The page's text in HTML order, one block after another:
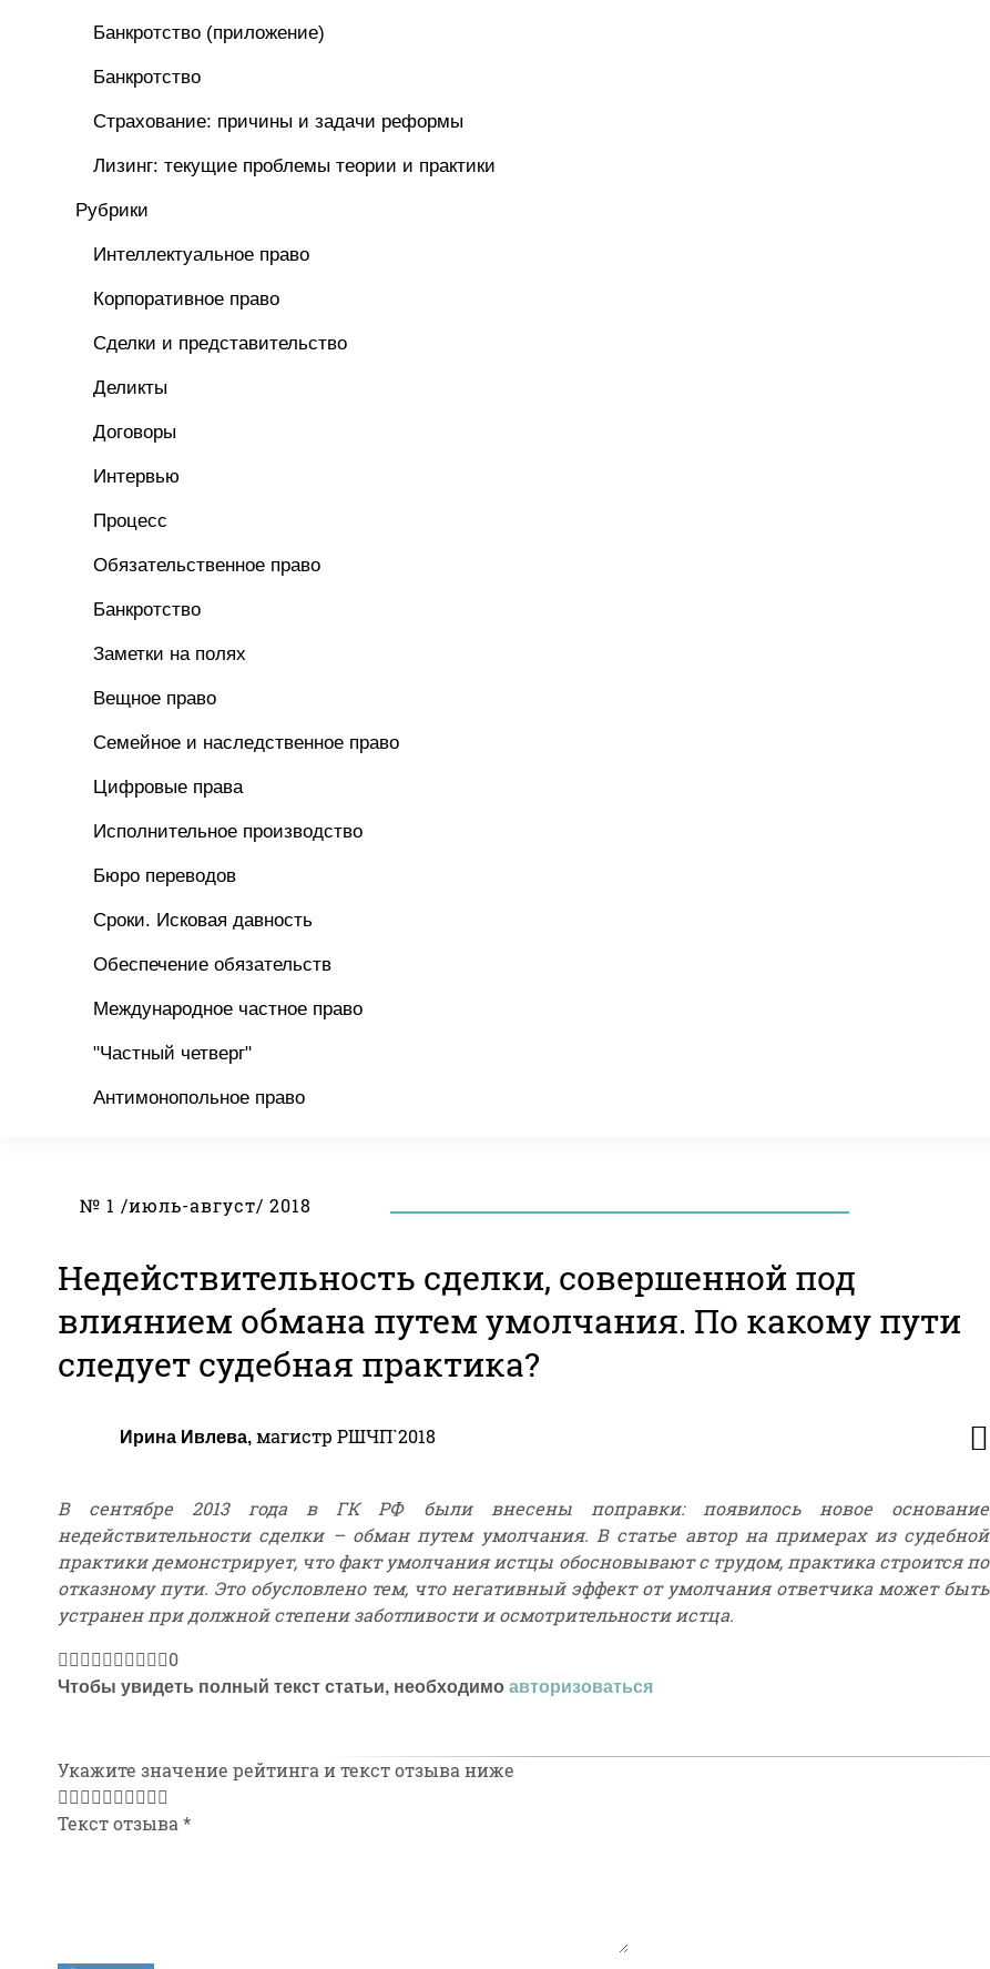
Банкротство (приложение)
Банкротство
Страхование: причины и задачи реформы
Лизинг: текущие проблемы теории и практики
Рубрики
Интеллектуальное право
Корпоративное право
Сделки и представительство
Деликты
Договоры
Интервью
Процесс
Обязательственное право
Банкротство
Заметки на полях
Вещное право
Семейное и наследственное право
Цифровые права
Исполнительное производство
Бюро переводов
Сроки. Исковая давность
Обеспечение обязательств
Международное частное право
"Частный четверг"
Антимонопольное право
№ 1 /июль-август/ 2018
Недействительность сделки, совершенной под
влиянием обмана путем умолчания. По какому пути
следует судебная практика?
Ирина Ивлева, магистр РШЧП`2018
В сентябре 2013 года в ГК РФ были внесены поправки: появилось новое основание
недействительности сделки – обман путем умолчания. В статье автор на примерах из судебной
практики демонстрирует, что факт умолчания истцы обосновывают с трудом, практика строится по
отказному пути. Это обусловлено тем, что негативный эффект от умолчания ответчика может быть
устранен при должной степени заботливости и осмотрительности истца.
0
Чтобы увидеть полный текст статьи, необходимо авторизоваться
Укажите значение рейтинга и текст отзыва ниже
Текст отзыва *